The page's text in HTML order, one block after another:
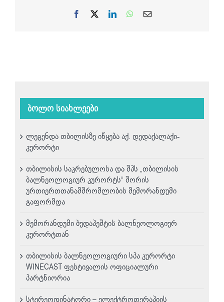
Facebook LinkedInWhatsApp
Email
ბოლო სიახლეები
ლეგენდა თბილისზე იწყება აქ. დედაქალაქი-
კურორტი
თბილისის საკრებულოსა და შპს „თბილისის
ბალნეოლოგიურ კურორტს“ შორის
ურთიერთთანამშრომლობის მემორანდუმი
გაფორმდა
მემორანდუმი ბუდაპეშტის ბალნეოლოგიურ
კურორტთან
თბილისის ბალნეოლოგიური სპა კურორტი
WINECAST ფესტივალის ოფიციალური
პარტნიორია
სტერეოდინატორი – ელექტროთერაპიის